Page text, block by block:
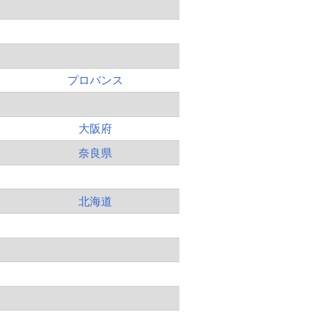
プロバンス
大阪府
奈良県
北海道